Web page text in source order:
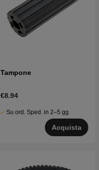
Tampone
€8.94
Su ord. Sped. in 2–5 gg
Acquista